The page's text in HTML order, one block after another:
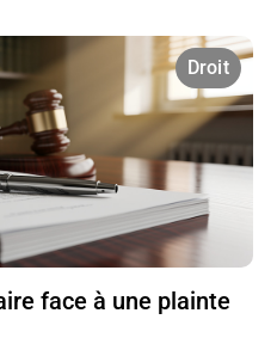
Droit
face à une plainte